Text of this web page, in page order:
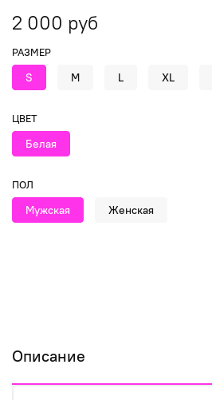
2 000 руб
РАЗМЕР
S M L XL
ЦВЕТ
Белая
ПОЛ
Мужская Женская
Описание